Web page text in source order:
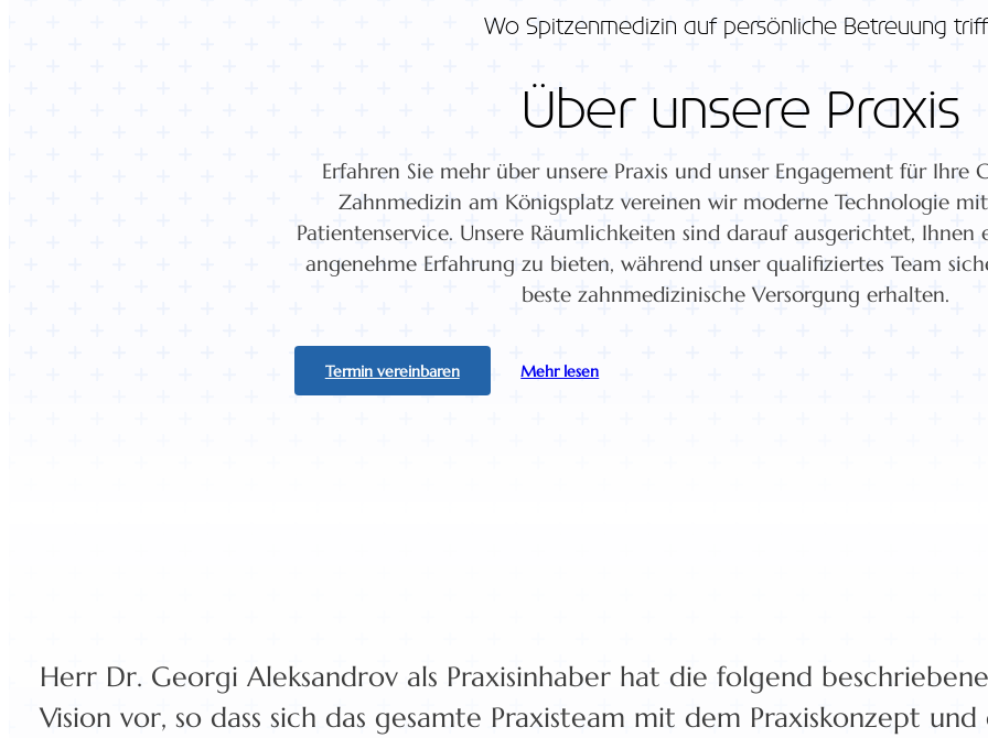
Wo Spitzenmedizin auf persönliche Betreuung
Über unsere Praxis
Erfahren Sie mehr über unsere Praxis und unser Engagement für Ihre
Zahnmedizin am Königsplatz vereinen wir moderne Technologie
Patientenservice. Unsere Räumlichkeiten sind darauf ausgerichtet, Ihnen
angenehme Erfahrung zu bieten, während unser qualifiziertes Team
beste zahnmedizinische Versorgung erhalten.
Termin vereinbaren Mehr lesen
Herr Dr. Georgi Aleksandrov als Praxisinhaber hat die folgend
Vision vor, so dass sich das gesamte Praxisteam mit dem Praxiskonzept